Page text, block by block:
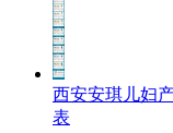
西安安琪儿妇
表